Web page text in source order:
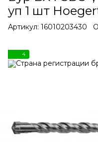
уп 1 шт
Артикул: 16010203430
4